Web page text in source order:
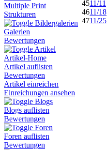
Multiple Print
Strukturen
Bildergalerien
Galerien
Bewertungen
Artikel
Artikel-Home
Artikel auflisten
Bewertungen
Artikel einreichen
Einreichungen ansehen
Blogs
Blogs auflisten
Bewertungen
Foren
Foren auflisten
Bewertungen
4511/11
4611/18
4711/25